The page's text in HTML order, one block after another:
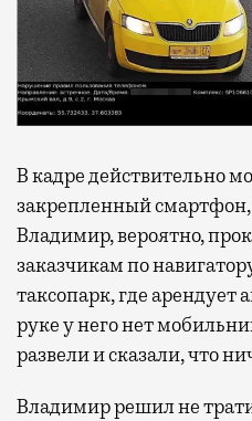
В кадре действительно
закрепленный
Владимир, вероятно,
заказчикам по
таксопарк, где арендует
руке у него нет
развели и сказали, что
Владимир решил не